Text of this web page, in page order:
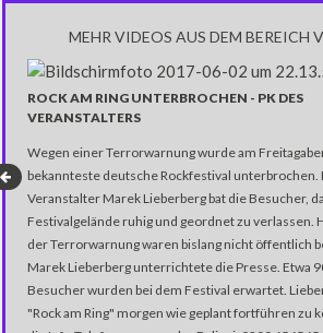
MEHR VIDEOS AUS DEM BEREICH
ROCK AM RING UNTERBROCHEN - PK DES
VERANSTALTERS
Wegen einer Terrorwarnung wurde am
bekannteste deutsche Rockfestival unterbrochen.
Veranstalter Marek Lieberberg bat die Besucher,
Festivalgelände ruhig und geordnet zu verlassen.
der Terrorwarnung waren bislang nicht öffentlich
Marek Lieberberg unterrichtete die Presse. Etwa
Besucher wurden bei dem Festival erwartet.
"Rock am Ring" morgen wie geplant fortführen zu